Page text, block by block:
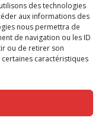
des technologies
aux informations des
nous permettra de
de navigation ou les ID
ou de retirer son
caractéristiques